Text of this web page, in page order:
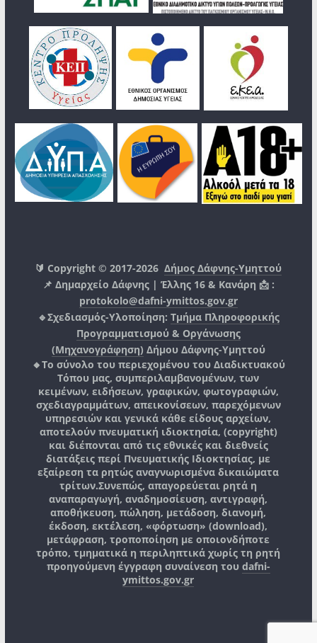
🔰 Copyright © 2017-2026Δήμος Δάφνης-Υμηττού
📌 Δημαρχείο Δάφνης | Έλλης 16 & Κανάρη 📩 :
protokolo@dafni-ymittos.gov.gr
🔹Σχεδιασμός-Υλοποίηση: Τμήμα Πληροφορικής
Προγραμματισμού & Οργάνωσης
(Μηχανογράφηση) Δήμου Δάφνης-Υμηττού
🔸Το σύνολο του περιεχομένου του Διαδικτυακού
Τόπου μας, συμπεριλαμβανομένων, των
κειμένων, ειδήσεων, γραφικών, φωτογραφιών,
σχεδιαγραμμάτων, απεικονίσεων, παρεχόμενων
υπηρεσιών και γενικά κάθε είδους αρχείων,
αποτελούν πνευματική ιδιοκτησία, (copyright)
και διέπονται από τις εθνικές και διεθνείς
διατάξεις περί Πνευματικής Ιδιοκτησίας, με
εξαίρεση τα ρητώς αναγνωρισμένα δικαιώματα
τρίτων.Συνεπώς, απαγορεύεται ρητά η
αναπαραγωγή, αναδημοσίευση, αντιγραφή,
αποθήκευση, πώληση, μετάδοση, διανομή,
έκδοση, εκτέλεση, «φόρτωση» (download),
μετάφραση, τροποποίηση με οποιονδήποτε
τρόπο, τμηματικά η περιληπτικά χωρίς τη ρητή
προηγούμενη έγγραφη συναίνεση του dafni-
ymittos.gov.gr